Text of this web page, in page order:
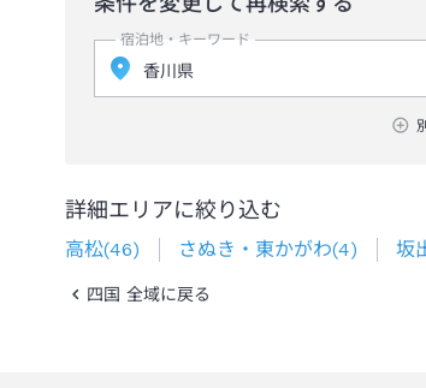
宿泊地・キーワード
詳細エリアに絞り込む
高松(46) さぬき・東かがわ(4) 坂
四国 全域に戻る